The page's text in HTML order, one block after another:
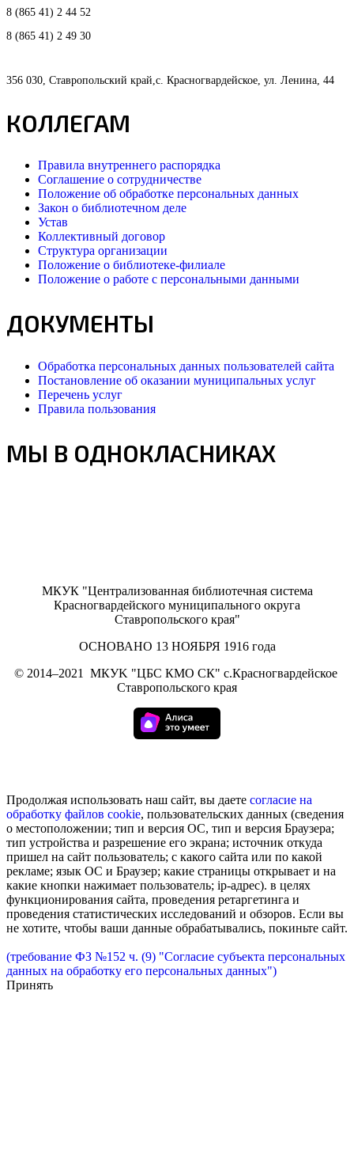
8 (865 41) 2 44 52
8 (865 41) 2 49 30
356 030, Ставропольский край,с. Красногвардейское, ул. Ленина, 44
КОЛЛЕГАМ
Правила внутреннего распорядка
Соглашение о сотрудничестве
Положение об обработке персональных данных
Закон о библиотечном деле
Устав
Коллективный договор
Структура организации
Положение о библиотеке-филиале
Положение о работе с персональными данными
ДОКУМЕНТЫ
Обработка персональных данных пользователей сайта
Постановление об оказании муниципальных услуг
Перечень услуг
Правила пользования
МЫ В ОДНОКЛАСНИКАХ
МКУК "Централизованная библиотечная система
Красногвардейского муниципального округа
Ставропольского края"
ОСНОВАНО 13 НОЯБРЯ 1916 года
© 2014–2021
МКУK "ЦБС КМО СК" с.Красногвардейское
Ставропольского края
Продолжая использовать наш сайт, вы даете согласие на
обработку файлов cookie, пользовательских данных (сведения
о местоположении; тип и версия ОС, тип и версия Браузера;
тип устройства и разрешение его экрана; источник откуда
пришел на сайт пользователь; с какого сайта или по какой
рекламе; язык ОС и Браузер; какие страницы открывает и на
какие кнопки нажимает пользователь; ip-адрес). в целях
функционирования сайта, проведения ретаргетинга и
проведения статистических исследований и обзоров. Если вы
не хотите, чтобы ваши данные обрабатывались, покиньте сайт.
(требование ФЗ №152 ч. (9) "Согласие субъекта персональных
данных на обработку его персональных данных")
Принять